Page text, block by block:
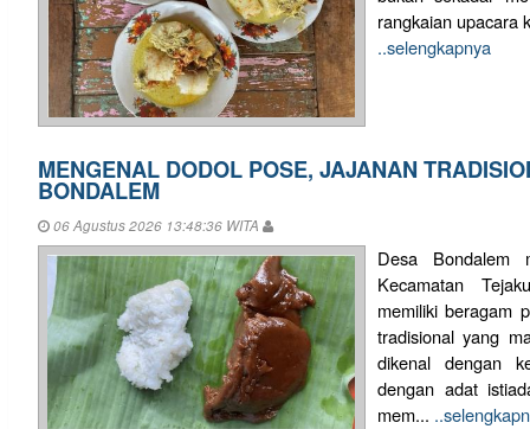
rangkaian upacara
..selengkapnya
MENGENAL DODOL POSE, JAJANAN
BONDALEM
06 Agustus 2026 13:48:36 WITA
Desa Bondalem
Kecamatan
memiliki beragam
tradisional yang
dikenal dengan
dengan adat
mem...